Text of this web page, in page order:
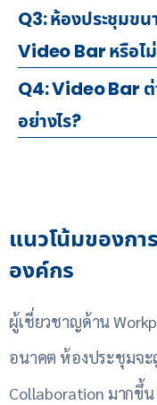
Q3: ห้องประชุมขน
Video Bar หรือไ
Q4: Video Bar
อย่างไร?
แนวโน้มของกา
องค์กร
ผู้เชี่ยวชาญด้าน
อนาคต ห้องประชุมจะ
Collaboration มากขึ้น